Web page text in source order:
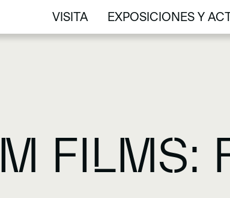
VISITA
VISITA
EXPOSICIONES Y
EXPOSICIONES Y
FILMS: